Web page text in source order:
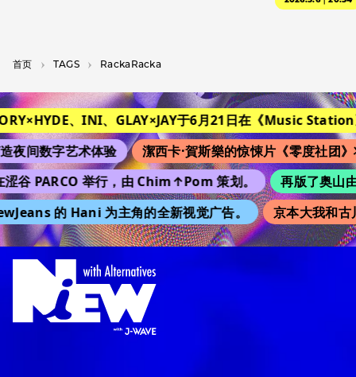
首页 T­A­G­S RackaRacka
、INI、GLAY×JAY于6月21日在《Music Station》
间数字艺术体验
潔西卡·賀斯樂的惊悚片《零度社团》
谷 PARCO 举行，由 Chim↑Pom 策划。
再版了奥山
的 Hani 为主角的全新视觉广告。
京本大我和古